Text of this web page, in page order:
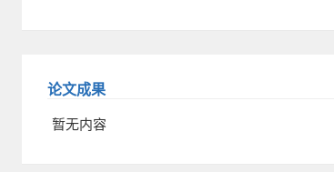
论文成果
暂无内容